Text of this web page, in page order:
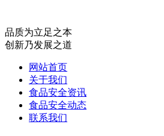
品质为立足之本
创新乃发展之道
网站首页
关于我们
食品安全资讯
食品安全动态
联系我们